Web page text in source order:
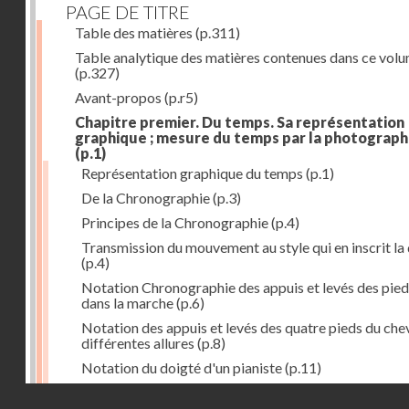
PAGE DE TITRE
Table des matières (p.311)
Table analytique des matières contenues dans ce
(p.327)
Avant-propos (p.r5)
Chapitre premier. Du temps. Sa représentation
graphique ; mesure du temps par la
(p.1)
Représentation graphique du temps (p.1)
De la Chronographie(p.3)
Principes de la Chronographie(p.4)
Transmission du mouvement au style qui en inscrit la
(p.4)
Notation Chronographie des appuis et levés des
dans la marche(p.6)
Notation des appuis et levés des quatre pieds du
différentes allures (p.8)
Notation du doigté d'un pianiste(p.11)